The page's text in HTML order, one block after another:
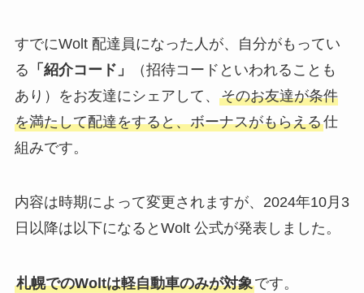
すでにWolt 配達員になった人が、自分がもってい
る 「紹介コード」
（招待コードといわれることも
あり）をお友達にシェアして、 そのお友達が条件
を満たして配達をすると、ボーナスがもらえる仕
組みです。
内容は時期によって変更されますが、2024年10月3
日以降は以下になるとWolt 公式が発表しました。
札幌でのWoltは軽自動車のみが対象です。